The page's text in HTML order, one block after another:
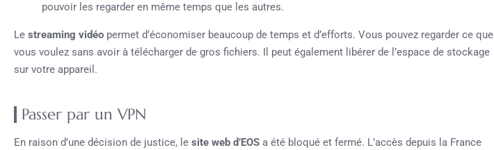
pouvoir les regarder en même temps que les autres.
Le streaming vidéo permet d’économiser beaucoup de temps et d’efforts. Vous pouvez regarder ce que
vous voulez sans avoir à télécharger de gros fichiers. Il peut également libérer de l’espace de stockage
sur votre appareil.
Passer par un VPN
En raison d’une décision de justice, le site web d’EOS a été bloqué et fermé. L’accès depuis la France